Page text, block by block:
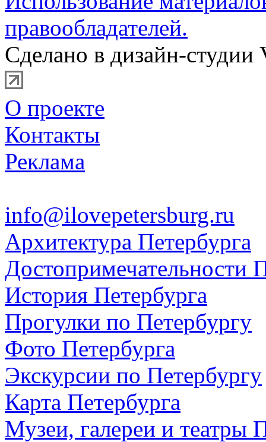
правообладателей.
Сделано в дизайн-студии
О проекте
Контакты
Реклама
info@ilovepetersburg.ru
Архитектура Петербурга
Достопримечательности
История Петербурга
Прогулки по Петербургу
Фото Петербурга
Экскурсии по Петербургу
Карта Петербурга
Музеи, галереи и театры